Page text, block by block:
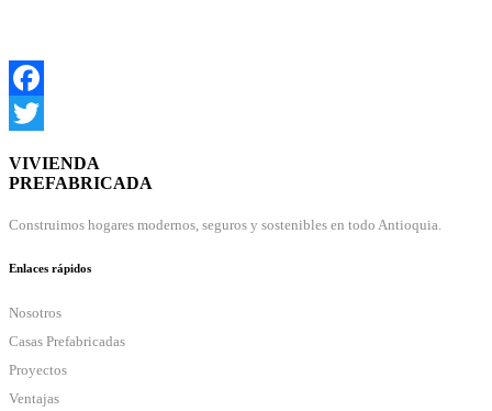
Facebook
VIVIENDA
PREFABRICADA
Construimos hogares modernos, seguros y sostenibles en todo Antioquia.
Enlaces rápidos
Nosotros
Casas Prefabricadas
Proyectos
Ventajas